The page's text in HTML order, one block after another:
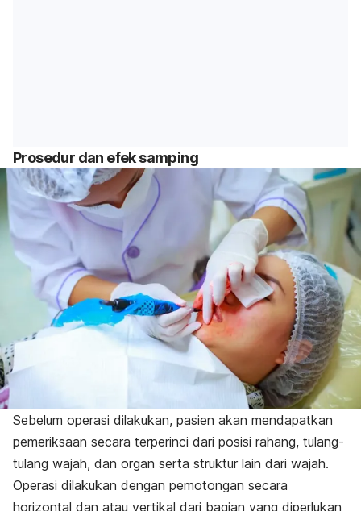
Prosedur dan efek samping
Sebelum operasi dilakukan, pasien akan mendapatkan
pemeriksaan secara terperinci dari posisi rahang, tulang-
tulang wajah, dan organ serta struktur lain dari wajah.
Operasi dilakukan dengan pemotongan secara
horizontal dan atau vertikal dari bagian yang diperlukan